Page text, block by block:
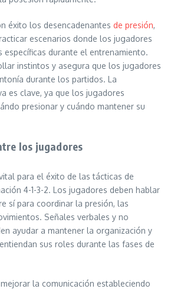
éxito los desencadenantes de presión,
escenarios donde los jugadores
específicas durante el entrenamiento.
instintos y asegura que los jugadores
durante los partidos. La
es clave, ya que los jugadores
presionar y cuándo mantener su
los jugadores
para el éxito de las tácticas de
4-1-3-2. Los jugadores deben hablar
sí para coordinar la presión, las
Señales verbales y no
ayudar a mantener la organización y
sus roles durante las fases de
la comunicación estableciendo